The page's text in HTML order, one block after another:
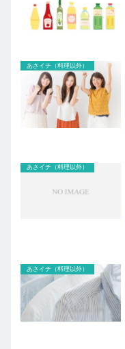
あさイチ（料理以外）
あさイチ（料理以外）
あさイチ（料理以外）